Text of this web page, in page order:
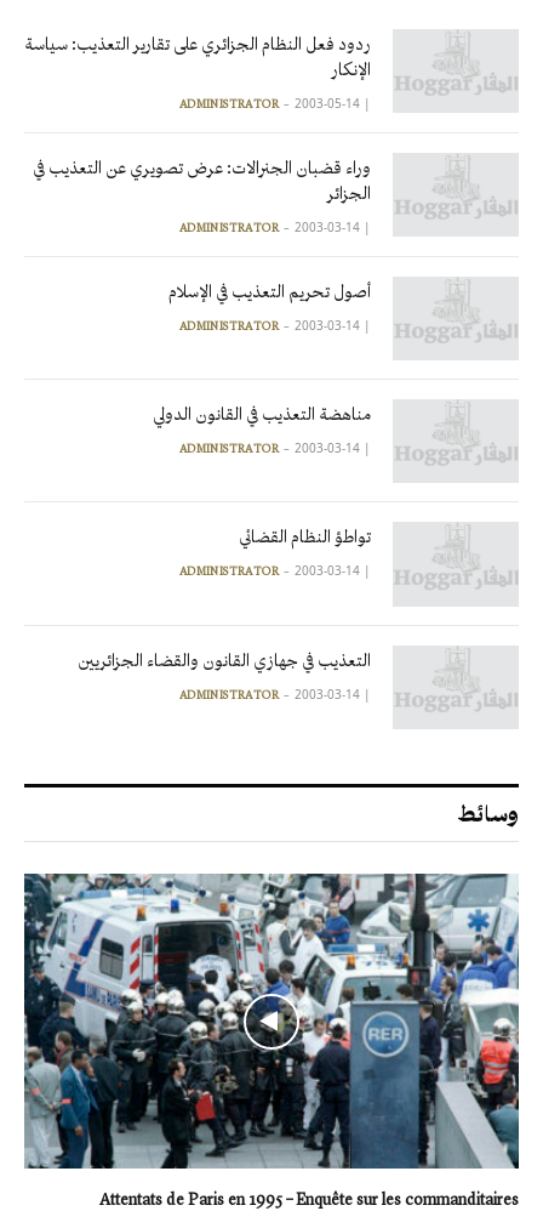
ردود فعل النظام الجزائري على تقارير التعذيب: سياسة
الإنكار
|
ADMINISTRATOR 2003-05-14
وراء قضبان الجنرالات: عرض تصويري عن التعذيب في
الجزائر
|
ADMINISTRATOR 2003-03-14
أصول تحريم التعذيب في الإسلام
|
ADMINISTRATOR 2003-03-14
مناهضة التعذيب في القانون الدولي
|
ADMINISTRATOR 2003-03-14
تواطؤ النظام القضائي
|
ADMINISTRATOR 2003-03-14
التعذيب في جهازي القانون والقضاء الجزائريين
|
ADMINISTRATOR 2003-03-14
وسائط
Attentats de Paris en 1995 – Enquête sur les commanditaires